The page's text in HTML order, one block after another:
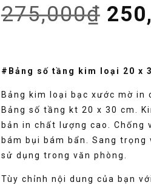
275,000₫ Giá
là:
#Bảng số tầng kim loại 20 x
Bảng kim loại bạc xước mờ in
Bảng số tầng kt 20 x 30 cm.
bản in chất lượng cao. Chống
bám bụi bám bẩn. Sang trọng
sử dụng trong văn phòng.
Tùy chỉnh nội dung của bạn